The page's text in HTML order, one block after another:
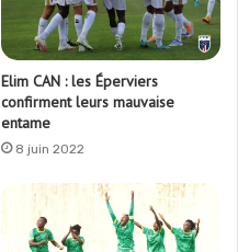
Elim CAN : les Éperviers
confirment leurs mauvaise
entame
8 juin 2022